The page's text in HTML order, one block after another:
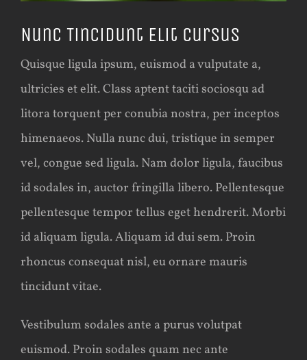
Nunc Tincidunt Elit Cursus
Quisque ligula ipsum, euismod a vulputate a,
ultricies et elit. Class aptent taciti sociosqu ad
litora torquent per conubia nostra, per inceptos
himenaeos. Nulla nunc dui, tristique in semper
vel, congue sed ligula. Nam dolor ligula, faucibus
id sodales in, auctor fringilla libero. Pellentesque
pellentesque tempor tellus eget hendrerit. Morbi
id aliquam ligula. Aliquam id dui sem. Proin
rhoncus consequat nisl, eu ornare mauris
tincidunt vitae.
Vestibulum sodales ante a purus volutpat
euismod. Proin sodales quam nec ante